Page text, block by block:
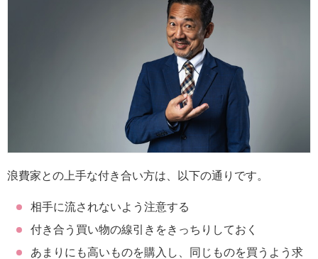
浪費家との上手な付き合い方は、以下の通りです。
相手に流されないよう注意する
付き合う買い物の線引きをきっちりしておく
あまりにも高いものを購入し、同じものを買うよう求